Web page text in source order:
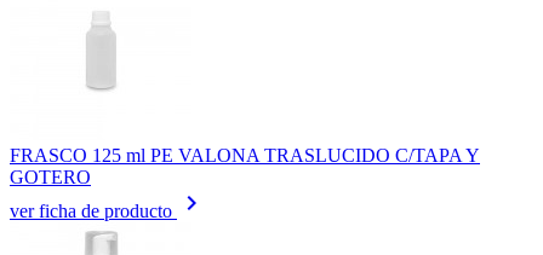
FRASCO 125 ml PE VALONA TRASLUCIDO C/TAPA Y
GOTERO
ver ficha de producto
keyboard_arrow_right